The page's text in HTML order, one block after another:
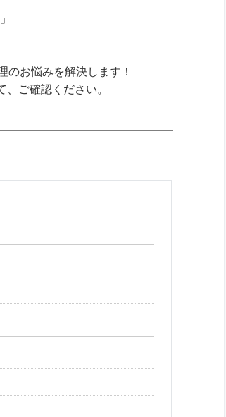
のお悩みを解決します！
ご確認ください。